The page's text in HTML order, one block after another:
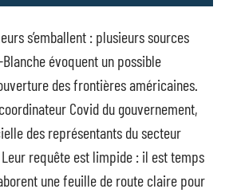
s’emballent : plusieurs sources
évoquent un possible
des frontières américaines.
Covid du gouvernement,
des représentants du secteur
requête est limpide : il est temps
une feuille de route claire pour